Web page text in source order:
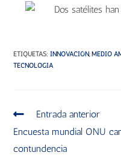
ETIQUETAS:INNOVACIÓN, MEDIO
TECNOLOGÍA
Entrada anterior
Encuesta mundial ONU
contundencia